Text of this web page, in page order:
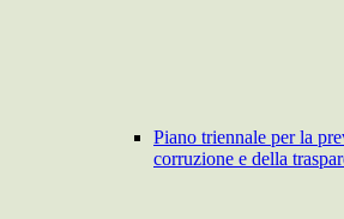
Piano triennale per la
corruzione e della